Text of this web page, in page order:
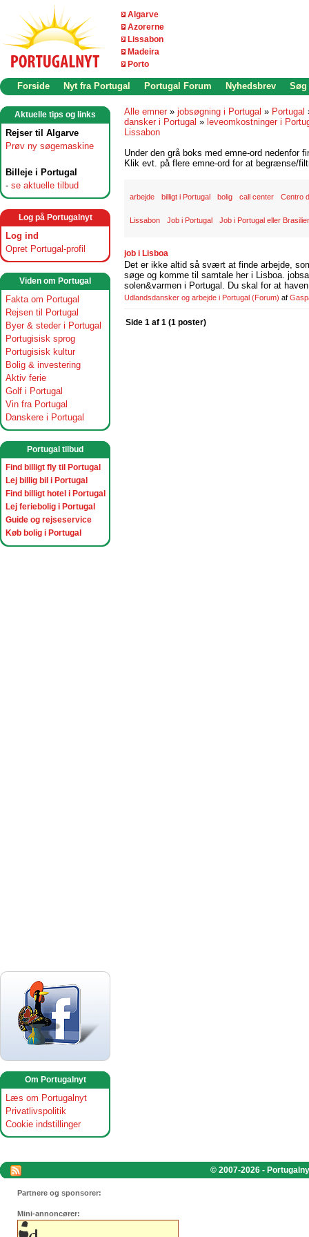
Algarve
Azorerne
Lissabon
Madeira
Porto
Forside Nyt fra Portugal Portugal Forum Nyhedsbrev Søg
Aktuelle tips og links
Rejser til Algarve
Prøv ny søgemaskine
Billeje i Portugal
- se aktuelle tilbud
Log på Portugalnyt
Log ind
Opret Portugal-profil
Viden om Portugal
Fakta om Portugal
Rejsen til Portugal
Byer & steder i Portugal
Portugisisk sprog
Portugisisk kultur
Bolig & investering
Aktiv ferie
Golf i Portugal
Vin fra Portugal
Danskere i Portugal
Portugal tilbud
Find billigt fly til Portugal
Lej billig bil i Portugal
Find billigt hotel i Portugal
Lej feriebolig i Portugal
Guide og rejseservice
Køb bolig i Portugal
Om Portugalnyt
Læs om Portugalnyt
Privatlivspolitik
Cookie indstillinger
Alle emner » jobsøgning i Portugal » Portugal
dansker i Portugal » leveomkostninger i
Lissabon
Under den grå boks med emne-ord nedenfor
Klik evt. på flere emne-ord for at begrænse/
arbejde billigt i Portugal bolig call center Centro
Lissabon Job i Portugal Job i Portugal eller
job i Lisboa
Det er ikke altid så svært at finde arbejde,
søge og komme til samtale her i Lisboa.
solen&varmen i Portugal. Du skal for at
Udlandsdansker og arbejde i Portugal (Forum) af
Side 1 af 1 (1 poster)
© 2007-2026 -
Partnere og sponsorer:
Mini-annoncører: